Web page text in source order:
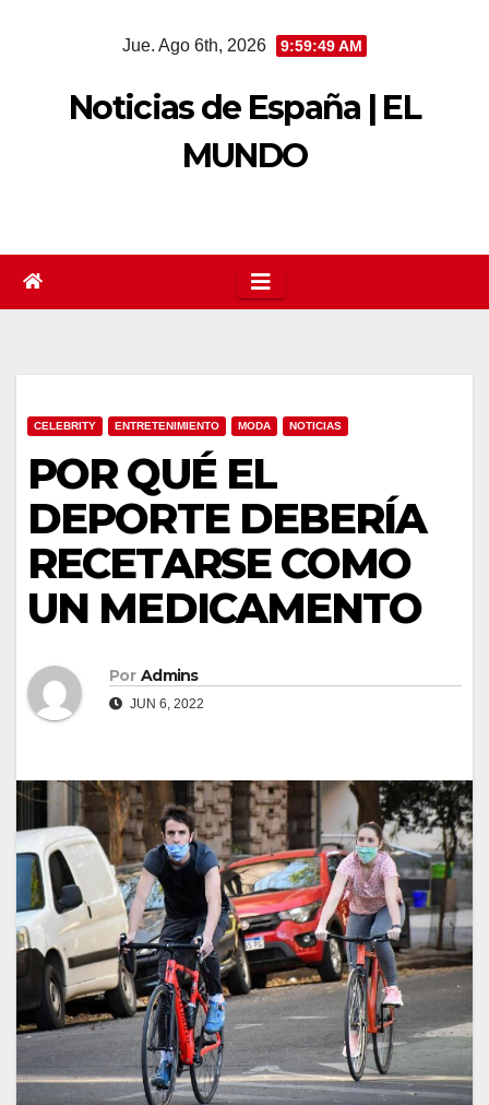
Jue. Ago 6th, 2026 9:59:50 AM
Noticias de España | EL
MUNDO
CELEBRITY ENTRETENIMIENTO MODA NOTICIAS
POR QUÉ EL
DEPORTE DEBERÍA
RECETARSE COMO
UN MEDICAMENTO
Por Admins
JUN 6, 2022